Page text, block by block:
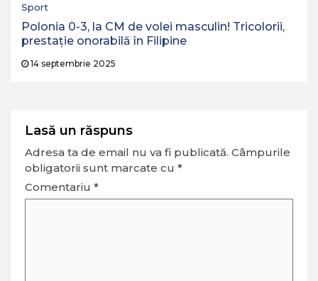
Sport
Polonia 0-3, la CM de volei masculin! Tricolorii,
prestație onorabilă în Filipine
14 septembrie 2025
Lasă un răspuns
Adresa ta de email nu va fi publicată. Câmpurile
obligatorii sunt marcate cu *
Comentariu *